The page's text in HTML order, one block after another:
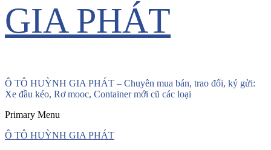
GIA PHÁT
Ô TÔ HUỲNH GIA PHÁT – Chuyên mua bán, trao đổi, ký gửi:
Xe đầu kéo, Rơ mooc, Container mới cũ các loại
Primary Menu
Ô TÔ HUỲNH GIA PHÁT